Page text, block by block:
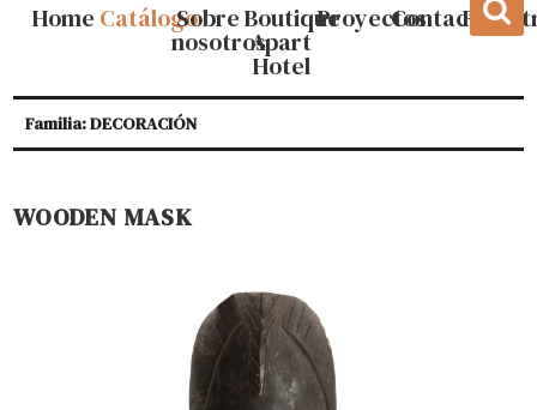
Home CatálogoSobre
nosotros
Boutique
Apart
Hotel
ProyectosContacto
Familia: DECORACIÓN
WOODEN MASK